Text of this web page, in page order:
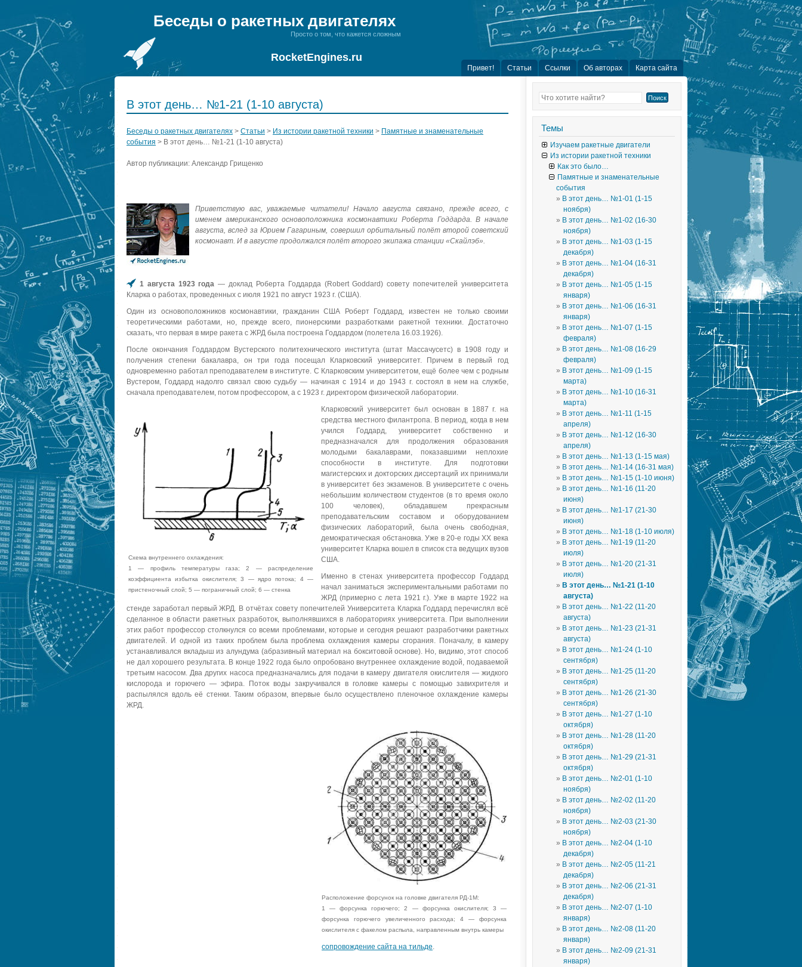
Беседы о ракетных двигателях
Просто о том, что кажется сложным
RocketEngines.ru
Привет! Статьи Ссылки Об авторах Карта сайта
В этот день… №1-21 (1-10 августа)
Беседы о ракетных двигателях > Статьи > Из истории ракетной техники > Памятные и знаменательные
события > В этот день… №1-21 (1-10 августа)
Автор публикации: Александр Грищенко
Приветствую вас, уважаемые читатели! Начало августа связано, прежде всего, с
именем американского основоположника космонавтики Роберта Годдарда. В начале
августа, вслед за Юрием Гагариным, совершил орбитальный полёт второй советский
космонавт. И в августе продолжался полёт второго экипажа станции «Скайлэб».
1 августа 1923 года — доклад Роберта Годдарда (Robert Goddard) совету попечителей университета
Кларка о работах, проведенных с июля 1921 по август 1923 г. (США).
Один из основоположников космонавтики, гражданин США Роберт Годдард, известен не только своими
теоретическими работами, но, прежде всего, пионерскими разработками ракетной техники. Достаточно
сказать, что первая в мире ракета с ЖРД была построена Годдардом (полетела 16.03.1926).
После окончания Годдардом Вустерского политехнического института (штат Массачусетс) в 1908 году и
получения степени бакалавра, он три года посещал Кларковский университет. Причем в первый год
одновременно работал преподавателем в институте. С Кларковским университетом, ещё более чем с родным
Вустером, Годдард надолго связал свою судьбу — начиная с 1914 и до 1943 г. состоял в нем на службе,
сначала преподавателем, потом профессором, а с 1923 г. директором физической лаборатории.
Схема внутреннего охлаждения:
1 — профиль температуры газа; 2 — распределение
коэффициента избытка окислителя; 3 — ядро потока; 4 —
пристеночный слой; 5 — пограничный слой; 6 — стенка
Кларковский университет был основан в 1887 г. на
средства местного филантропа. В период, когда в нем
учился Годдард, университет собственно и
предназначался для продолжения образования
молодыми бакалаврами, показавшими неплохие
способности в институте. Для подготовки
магистерских и докторских диссертаций их принимали
в университет без экзаменов. В университете с очень
небольшим количеством студентов (в то время около
100 человек), обладавшем прекрасным
преподавательским составом и оборудованием
физических лабораторий, была очень свободная,
демократическая обстановка. Уже в 20-е годы ХХ века
университет Кларка вошел в список ста ведущих вузов
США.
Именно в стенах университета профессор Годдард
начал заниматься экспериментальными работами по
ЖРД (примерно с лета 1921 г.). Уже в марте 1922 на
стенде заработал первый ЖРД. В отчётах совету попечителей Университета Кларка Годдард перечислял всё
сделанное в области ракетных разработок, выполнявшихся в лабораториях университета. При выполнении
этих работ профессор столкнулся со всеми проблемами, которые и сегодня решают разработчики ракетных
двигателей. И одной из таких проблем была проблема охлаждения камеры сгорания. Поначалу, в камеру
устанавливался вкладыш из алундума (абразивный материал на бокситовой основе). Но, видимо, этот способ
не дал хорошего результата. В конце 1922 года было опробовано внутреннее охлаждение водой, подаваемой
третьим насосом. Два других насоса предназначались для подачи в камеру двигателя окислителя — жидкого
кислорода и горючего — эфира. Поток воды закручивался в головке камеры с помощью завихрителя и
распылялся вдоль её стенки. Таким образом, впервые было осуществлено пленочное охлаждение камеры
ЖРД.
Расположение форсунок на головке двигателя РД-1М:
1 — форсунка горючего; 2 — форсунка окислителя; 3 —
форсунка горючего увеличенного расхода; 4 — форсунка
окислителя с факелом распыла, направленным внутрь камеры
сопровождение сайта на тильде.
Темы
Изучаем ракетные двигатели
Из истории ракетной техники
Как это было…
Памятные и знаменательные
события
В этот день… №1-01 (1-15
ноября)
В этот день… №1-02 (16-30
ноября)
В этот день… №1-03 (1-15
декабря)
В этот день… №1-04 (16-31
декабря)
В этот день… №1-05 (1-15
января)
В этот день… №1-06 (16-31
января)
В этот день… №1-07 (1-15
февраля)
В этот день… №1-08 (16-29
февраля)
В этот день… №1-09 (1-15
марта)
В этот день… №1-10 (16-31
марта)
В этот день… №1-11 (1-15
апреля)
В этот день… №1-12 (16-30
апреля)
В этот день… №1-13 (1-15 мая)
В этот день… №1-14 (16-31 мая)
В этот день… №1-15 (1-10 июня)
В этот день… №1-16 (11-20
июня)
В этот день… №1-17 (21-30
июня)
В этот день… №1-18 (1-10 июля)
В этот день… №1-19 (11-20
июля)
В этот день… №1-20 (21-31
июля)
В этот день… №1-21 (1-10
августа)
В этот день… №1-22 (11-20
августа)
В этот день… №1-23 (21-31
августа)
В этот день… №1-24 (1-10
сентября)
В этот день… №1-25 (11-20
сентября)
В этот день… №1-26 (21-30
сентября)
В этот день… №1-27 (1-10
октября)
В этот день… №1-28 (11-20
октября)
В этот день… №1-29 (21-31
октября)
В этот день… №2-01 (1-10
ноября)
В этот день… №2-02 (11-20
ноября)
В этот день… №2-03 (21-30
ноября)
В этот день… №2-04 (1-10
декабря)
В этот день… №2-05 (11-21
декабря)
В этот день… №2-06 (21-31
декабря)
В этот день… №2-07 (1-10
января)
В этот день… №2-08 (11-20
января)
В этот день… №2-09 (21-31
января)